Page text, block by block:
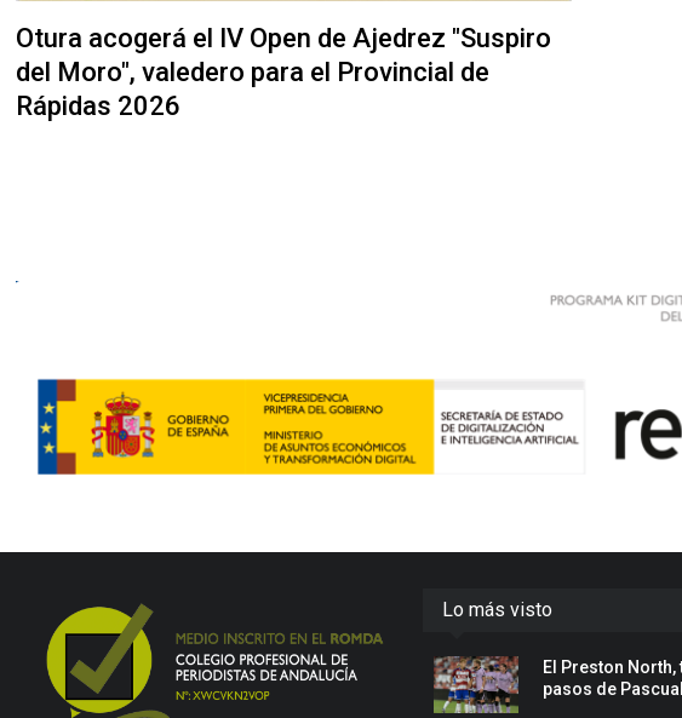
Otura acogerá el IV Open de Ajedrez "Suspiro
del Moro", valedero para el Provincial de
Rápidas 2026
Lo más visto
El Preston
pasos de Pascual